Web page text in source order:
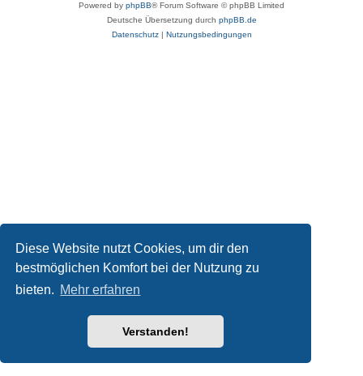
Diese Website nutzt Cookies, um dir den
bestmöglichen Komfort bei der Nutzung zu
bieten. Mehr erfahren
Verstanden!
Powered by phpBB® Forum Software © phpBB Limited
Deutsche Übersetzung durch phpBB.de
Datenschutz| Nutzungsbedingungen